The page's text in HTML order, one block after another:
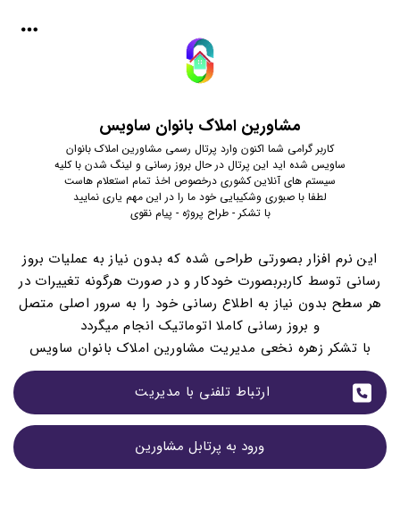
مشاورین املاک بانوان ساویس
کاربر گرامی شما اکنون وارد پرتال رسمی مشاورین املاک بانوان
ساویس شده اید این پرتال در حال بروز رسانی و لینگ شدن با کلیه
سیستم های آنلاین کشوری درخصوص اخذ تمام استعلام هاست
لطفا با صبوری وشکیبایی خود ما را در این مهم یاری نمایید
با تشکر - طراح پروژه - پیام نقوی
این نرم افزار بصورتی طراحی شده که بدون نیاز به عملیات بروز
رسانی توسط کاربربصورت خودکار و در صورت هرگونه تغییرات در
هر سطح بدون نیاز به اطلاع رسانی خود را به سرور اصلی متصل
و بروز رسانی کاملا اتوماتیک انجام میگردد
با تشکر زهره نخعی مدیریت مشاورین املاک بانوان ساویس
ارتباط تلفنی با مدیریت
ورود به پرتابل مشاورین